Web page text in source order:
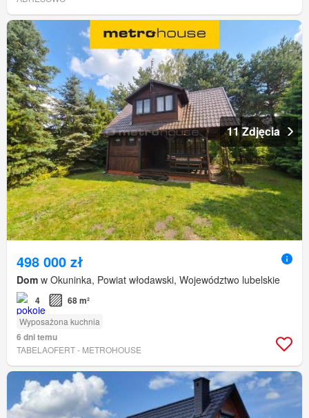
11 Zdjęcia
498 000 zł
Dom w Okuninka, Powiat włodawski, Województwo lubelskie
4 68 m²
Wyposażona kuchnia
6 dni temu
TABELAOFERT - METROHOUSE